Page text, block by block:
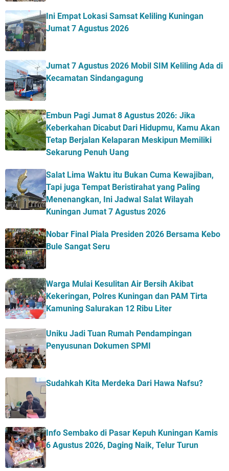
Ini Empat Lokasi Samsat Keliling Kuningan
Jumat 7 Agustus 2026
Jumat 7 Agustus 2026 Mobil SIM Keliling Ada di
Kecamatan Sindangagung
Embun Pagi Jumat 8 Agustus 2026: Jika
Keberkahan Dicabut Dari Hidupmu, Kamu Akan
Tetap Berjalan Kelaparan Meskipun Memiliki
Sekarung Penuh Uang
Salat Lima Waktu itu Bukan Cuma Kewajiban,
Tapi juga Tempat Beristirahat yang Paling
Menenangkan, Ini Jadwal Salat Wilayah
Kuningan Jumat 7 Agustus 2026
Nobar Final Piala Presiden 2026 Bersama Kebo
Bule Sangat Seru
Warga Mulai Kesulitan Air Bersih Akibat
Kekeringan, Polres Kuningan dan PAM Tirta
Kamuning Salurakan 12 Ribu Liter
Uniku Jadi Tuan Rumah Pendampingan
Penyusunan Dokumen SPMI
Sudahkah Kita Merdeka Dari Hawa Nafsu?
Info Sembako di Pasar Kepuh Kuningan Kamis
6 Agustus 2026, Daging Naik, Telur Turun